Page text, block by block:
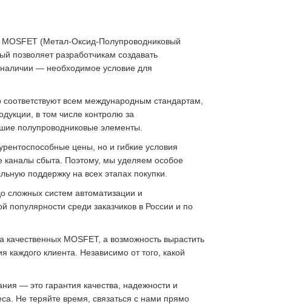
(Метал-Оксид-Полупроводниковый
позволяет разработчикам создавать
— необходимое условие для
всем международным стандартам,
в том числе контролю за
полупроводниковые элементы.
цены, но и гибкие условия
каналы сбыта. Поэтому, мы уделяем особое
поддержку на всех этапах покупки.
сложных систем автоматизации и
популярности среди заказчиков в России и по
MOSFET, а возможность вырастить
клиента. Независимо от того, какой
— это гарантия качества, надежности и
Не теряйте время, связаться с нами прямо